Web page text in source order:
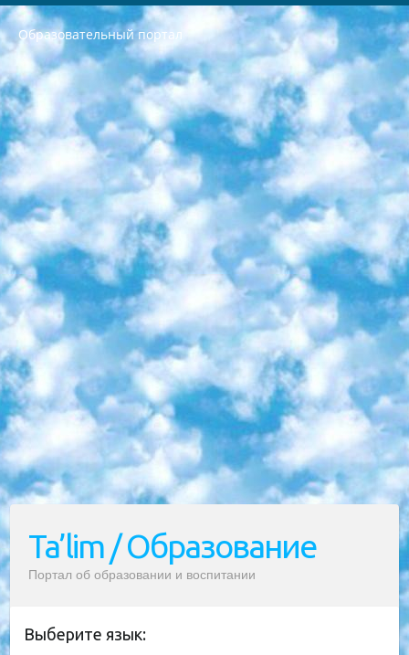
Образовательный портал
РЕСПУБЛИКА УЗБЕКИСТАН МИНИСТРЕРСТВО ДОШКОЛЬНОГО И ШКОЛЬНОГО ОБРАЗОВАНИЯ КОМАНДА в общеобразовательных учреждениях в 2023-2024 учебном году организация и проведение итоговой государственной аттестации обучающихся о Министра дошкольного и школьного образования Республики Узбекистан от 4 марта 2008 года (постановлением Минюста от 20 марта 2008 года № 1778 государственной регистрации) «Итоговое состояние учащихся общего среднего образования на основании положения об утверждении положения об аттестации общего среднего образования выпускной экзамен студентов в образовательных учреждениях в 2023-2024 учебном году В целях организации и прохождения аттестации приказываю: 1. Следующее: перечень предметов, по которым будет проводиться итоговая государственная аттестация и экзамен формы перевода согласно приложению 1; сертификаты международного образца, оценивающие уровень владения иностранными языками перечень согласно приложению 2; 2. Педагогический при специализированных образовательных учреждениях. научно-практический центр квалификации и международной оценки (Д.Давидова) 2024 г. До 25 марта: задания по предметам, по которым будет проводиться итоговая аттестация разработка и утверждение технических условий; итоговая аттестация на основании разработанного предметного задания разработка вопросов по предметам (устно и письменно), экзамен передача; общеобразовательные средние школы и специальные учебные заведения учащиеся выпускных классов школ и интернатов в агентской системе подготовка базы данных экзаменационных материалов и критериев оценки; перевод базы экзаменационных материалов на все языки обучения подать в Республиканский образовательный центр для изготовления; варианты экзаменов на основе разработанных контрольных материалов пусть будут поставлены задачи формирования. 3. Республиканский образовательный центр (Ш.Худайкулов) до 5 апреля 2024 года. до: база данных предоставленных экзаменационных материалов на все языки обучения перевод и экспертиза; для слепых, слабовидящих, глухих, слабослышащих и умственно отсталых детей учащиеся выпускных классов специализированных школ и школ-интернатов база данных экзаменационных материалов на всех преподаваемых языках подготовка критериев оценки; специализированные школы для умственно отсталых детей и технологии для учащихся выпускных классов школ-интернатов разработка соответствующих рекомендаций и критериев проведения ЕГЭ по естествознанию давать задания. 4. Педагогический при специализированных образовательных учреждениях. Научно-практический центр навыков и международной оценки (Д.Давидова), Республика образовательный центр (Худайкулов Ш.) итоговый государственный аттестационный экзамен ориентирован на творческое и логическое мышление при подготовке базы материалов учитывать введение заданий. 5. Следует отметить, что: сертификат государственного образца о знании общеобразовательного предмета и как минимум национальный уровень B1 по предметам на иностранных языках, указанным в Приложении 2. или международно признанный сертификат эквивалентного уровня студенты, изучающие определенный предмет, освобождаются от экзамена; по соответствующим предметам запланирована итоговая государственная аттестация за день до дня, путем жеребьевки Рабочей группой (в письменной форме по предметам, проводимым в форме) из числа сформированных вариантов выбрано 2 варианта; 2 выбранных варианта экзамена анонсированы на официальном сайте министерства и все выпускники по всей стране на основе этих вариантов проводит итоговую государственную аттестацию. 6. Государственное образование учащихся средних общеобразовательных учреждений. знания в соответствии с квалификационными требованиями, которые необходимо приобрести на основании стандартов итоговый (выпускной) контроль для 9 и 11 классов в целях тестирования Экзамены (далее – экзамены) состоят из предметов, перечисленных в приложении 1. будет сделано. 7. Экзамены пройдут с 26 мая по 15 июня 2024 г. (кроме науки физического воспитания). 8. Физическая для учащихся 9 классов общесредних образовательных учреждений. Экзамены по предмету «Образование, квалификация медицина» 1-6 мая 2024 года. сотрудники перевести под присмотр (с отклонениями в физическом или умственном развитии) специализированная школа для детей, школы-интернаты и со сколиозом школы-интернаты санаторного типа для больных детей исключены). 9. Он был слепым, слабовидящим и имел нарушения опорно-двигательного аппарата. экзамены в специализированных школах и интернатах для детей должны проводиться исходя из требований, предъявляемых к общеобразовательным учреждениям (физкультура кроме науки). 10. Специализированная школа для глухих и слабослышащих детей. и экзамены в интернатах и быть реализован в виде письменного теста по математике. 11. Специальность для умственно отсталых детей. Для 9 класса Родной язык и литературное письмо Государственный язык (язык обучения – узбекский). для неклассов) написано Математическое письмо Письменная/устная история Узбекистана Физическое воспитание практично Итоговый контроль Для 11 класса Написание родного языка и литературы (эссе) Математическое письмо Узбекский язык (обучение на узбекском языке) не посещающее общее среднее образование для учреждений)/Образовательное учреждение выбор письменный и устный Иностранный язык письменный/устный Письменная/устная история Узбекистана *По выбору студента:  Химия  Физика  Основы государственного права  География 10 бесплатных образовательных ресурсов - Мы составили подборку онлайн-проектов с интерактивными упражнениями, видеолекциями и статьями. Они помогут вам обрести новые и освежить старые знания бесплатно. 1. «ИНТУИТ» Старейшая образовательная площадка Рунета. Здесь вы найдёте сотни текстовых и видеокурсов на десятки различных тем — от программирования до психологии. Многие курсы подготовлены российскими университетами и крупными международными компаниями вроде Intel и Microsoft. Самостоятельное обучение бесплатное, но желающие могут оплатить услуги персональных наставников. 2. «Смартия» знакомит с актуальными профессиями и подсказывает, как им обучаться. Выбрав заинтересовавшую вас специальность — SMM-специалист, фотограф, веб-дизайнер или другую, — увидите список необходимых для неё умений. Чтобы вы могли освоить их самостоятельно, для каждого умения площадка отображает подборку ссылок на учебные материалы. Хотя «Смартия» ориентируется на русскоязычную аудиторию, часть контента всё же доступна только на английском. 3. «Лекторий Физтеха» Проект Московского физико-технического института (Физтеха). С его помощью вы можете смотреть онлайн серии лекций, записанные на видео в этом вузе. В числе доступных предметов — физика, биология, химия, информационные технологии и другие. К некоторым лекциям администрация ресурса прилагает готовые конспекты, которые можно скачивать в PDF-формате. 4. ITMOcourses Онлайн-площадка Санкт-Петербургского национального исследовательского университета информационных технологий, механики и оптики (ИТМО). Ресурс предоставляет свободный доступ к курсам, разработанным в этом вузе. Каталог материалов разбит на четыре категории: «Оптические системы и технологии», «Приборостроение и робототехника», «Информационные технологии» и «Биотехнологии». Курсы состоят из видеолекций, интерактивных демонстраций и заданий. 5. «КиберЛенинка» Электронная научная библиотека открытого доступа. Каталог площадки регулярно обрастает текстами статей из различных научных изданий. Сгруппированные по журналам и рубрикам публикации можно читать онлайн или скачивать целиком в PDF-формате. Проект нацелен на популяризацию науки за счёт открытого доступа к качественной информации. 6. «ПостНаука» На этом ресурсе публикуют подборки видеолекций, составленные экспертами из разных отраслей и объединённые общими темами. Среди них, к примеру, есть серии «Биоинформатика и геномика», «Культура средневековой Скандинавии» и Cinema Studies о теории кино. Каждая подборка лекций — логически связанная история, рассказанная экспертом от первого лица. Кроме того, на сайте появляются научно-образовательные статьи и тесты на разные темы. 7. «Newочём» Команда проекта «Newочём» отбирает самые интересные тексты из англоязычных СМИ и переводит те из них, за которые голосуют участники сообщества «ВКонтакте». По большей части это научно-популярные статьи. Редакторы придумывают лишь заголовки, в остальном содержание переводов соответствует оригиналам. Полные тексты можно читать прямо в социальной сети. 8. InternetUrok Онлайн-база материалов по основным дисциплинам школьной программы. Информация на сайте структурирована по классам, предметам и темам (урокам). Каждый урок состоит из видеолекций и конспектов. Есть также интерактивные тренажёры и тесты для закрепления пройденного материала. Даже если вы давно окончили школу, возможность повторить программу старших классов всегда может пригодиться. 9. Edutainme Ещё один ресурс об образовании. В отличие от Newtonew, как мне кажется, Edutainme больше ориентируется на представителей индустрии: педагогов, предпринимателей, разработчиков образовательных проектов. Но и любой, кто просто стремится к саморазвитию, найдёт на сайте много полезного и интересного для себя. Например, информацию о новых курсах и образовательных сервисах. 10. Newtonew Онлайн-медиа об образовании и обучении в широком смысле. Авторы Newtonew пишут об инструментах, заведениях, тактиках и стратегиях, которые помогают учить других и получать новые знания самостоятельно. На этой площадке вы найдёте новости, обзоры, аналитические мат
Ta’lim / Образование
Портал об образовании и воспитании
Выберите язык: